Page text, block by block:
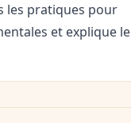
les pratiques pour
et explique le